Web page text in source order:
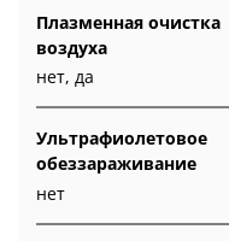
Плазменная очистка
воздуха
нет, да
Ультрафиолетовое
обеззараживание
нет